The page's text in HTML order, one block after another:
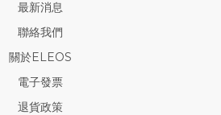
最新消息
聯絡我們
關於ELEOS
電子發票
退貨政策